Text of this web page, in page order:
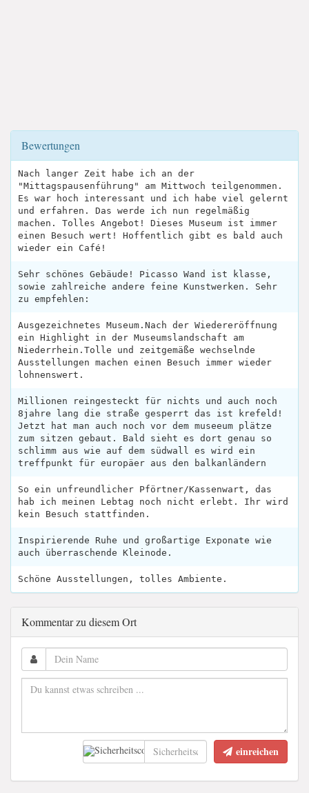
Bewertungen
Nach langer Zeit habe ich an der
"Mittagspausenführung" am Mittwoch teilgenommen.
Es war hoch interessant und ich habe viel gelernt
und erfahren. Das werde ich nun regelmäßig
machen. Tolles Angebot! Dieses Museum ist immer
einen Besuch wert! Hoffentlich gibt es bald auch
wieder ein Café!
Sehr schönes Gebäude! Picasso Wand ist klasse,
sowie zahlreiche andere feine Kunstwerken. Sehr
zu empfehlen:
Ausgezeichnetes Museum.Nach der Wiedereröffnung
ein Highlight in der Museumslandschaft am
Niederrhein.Tolle und zeitgemäße wechselnde
Ausstellungen machen einen Besuch immer wieder
lohnenswert.
Millionen reingesteckt für nichts und auch noch
8jahre lang die straße gesperrt das ist krefeld!
Jetzt hat man auch noch vor dem museeum plätze
zum sitzen gebaut. Bald sieht es dort genau so
schlimm aus wie auf dem südwall es wird ein
treffpunkt für europäer aus den balkanländern
So ein unfreundlicher Pförtner/Kassenwart, das
hab ich meinen Lebtag noch nicht erlebt. Ihr wird
kein Besuch stattfinden.
Inspirierende Ruhe und großartige Exponate wie
auch überraschende Kleinode.
Schöne Ausstellungen, tolles Ambiente.
Kommentar zu diesem Ort
einreichen